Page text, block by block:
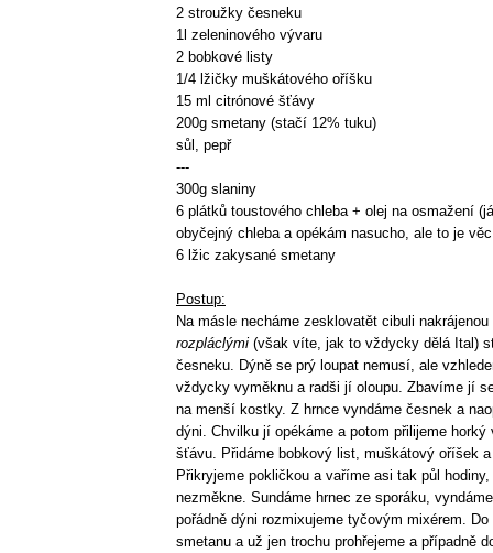
2 stroužky česneku
1l zeleninového vývaru
2 bobkové listy
1/4 lžičky muškátového oříšku
15 ml citrónové šťávy
200g smetany (stačí 12% tuku)
sůl, pepř
---
300g slaniny
6 plátků toustového chleba + olej na osmažení
obyčejný chleba a opékám nasucho, ale to je
6 lžic zakysané smetany
Postup:
Na másle necháme zesklovatět cibuli
rozpláclými (však víte, jak to vždycky dělá Ital)
česneku. Dýně se prý loupat nemusí, ale
vždycky vyměknu a radši jí oloupu. Zbavíme jí
na menší kostky. Z hrnce vyndáme česnek a
dýni. Chvilku jí opékáme a potom přilijeme horký
šťávu. Přidáme bobkový list, muškátový oříšek
Přikryjeme pokličkou a vaříme asi tak půl
nezměkne. Sundáme hrnec ze sporáku,
pořádně dýni rozmixujeme tyčovým mixérem.
smetanu a už jen trochu prohřejeme a případně